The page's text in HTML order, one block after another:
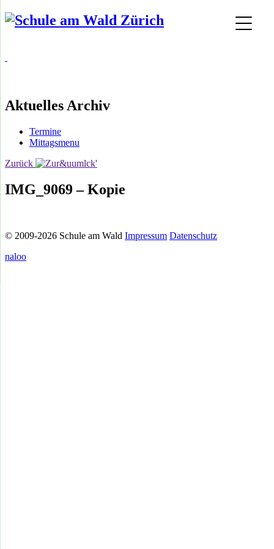
Aktuelles Archiv
Termine
Mittagsmenu
Zurück
IMG_9069 – Kopie
© 2009-2026 Schule am Wald Impressum Datenschutz
naloo